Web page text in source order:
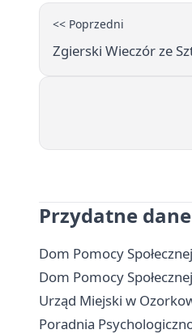
<< Poprzedni
Zgierski Wieczór ze
Przydatne
Dom Pomocy
Dom Pomocy
Urząd Miejski w
Poradnia